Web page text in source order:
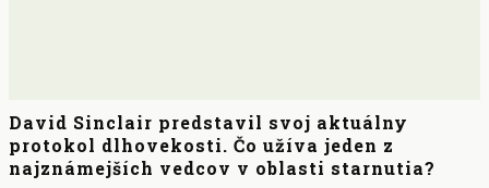
David Sinclair predstavil svoj aktuálny
protokol dlhovekosti. Čo užíva jeden z
najznámejších vedcov v oblasti starnutia?